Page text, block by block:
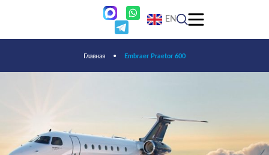
EN
Главная • Embraer Praetor 600